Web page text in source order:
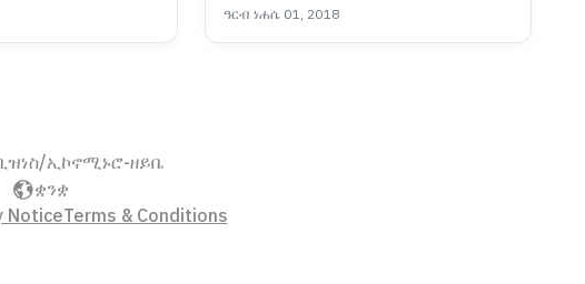
ዓርብ ነሐሴ 01, 2018
ኢኮኖሚኑሮ-ዘይቤ
ቋንቋ
NoticeTerms & Conditions